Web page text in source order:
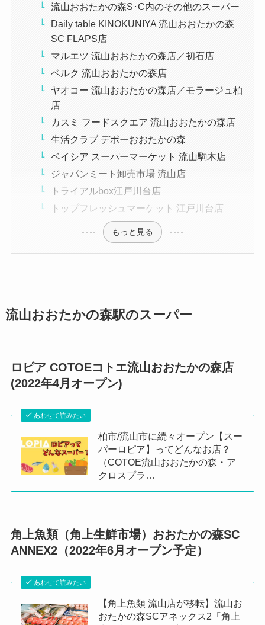
流山おおたかの森S･C内のその他のスーパー
Daily table KINOKUNIYA 流山おおたかの森
SC FLAPS店
マルエツ 流山おおたかの森店／初石店
ベルク 流山おおたかの森店
ヤオコー 流山おおたかの森店／モラージュ柏
店
カスミ フードスクエア 流山おおたかの森店
生活クラブ デポーおおたかの森
ベイシア スーパーマーケット 流山駒木店
ジャパンミート卸売市場 流山店
トライアルbox江戸川台店
トップフレッシュマーケット 江戸川台店
もっと見る
流山おおたかの森駅のスーパー
ロピア COTOEコトエ流山おおたかの森店
(2022年4月オープン)
あわせて読みたい
柏市/流山市に続々オープン【スー
パーロピア】ってどんなお店？
（COTOE流山おおたかの森・ア
クロスプラ…
角上魚類（角上生鮮市場）おおたかの森SC
ANNEX2（2022年6月オープン予定）
あわせて読みたい
【角上魚類 流山店が移転】流山お
おたかの森SCアネックス2「角上